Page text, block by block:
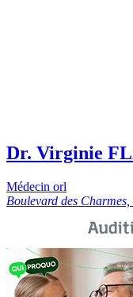
Dr. Virginie
Médecin orl
Boulevard des